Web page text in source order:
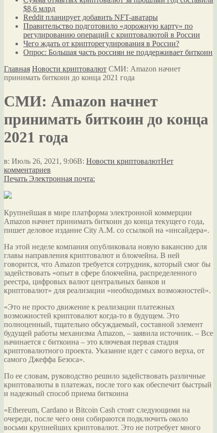
$8,6 млрд
Reddit планирует добавить NFT-аватары
Правительство подготовило «дорожную карту» по
регулированию операций с криптовалютой в России
Чего ждать от крипторегулирования в России?
Опрос: Большая часть россиян не поддерживает биткоин
Главная Новости криптовалют СМИ: Amazon начнет
принимать биткоин до конца 2021 года
СМИ: Amazon начнет
принимать биткоин до конца
2021 года
в: Июль 26, 2021, 9:06В: Новости криптовалютНет
комментариев
Печать Электронная почта:
Крупнейшая в мире платформа электронной коммерции
Amazon начнет принимать биткоин до конца текущего года,
пишет деловое издание City A.M. со ссылкой на «инсайдера».
На этой неделе компания опубликовала новую вакансию для
главы направления криптовалют и блокчейна. В ней
говорится, что Amazon требуется сотрудник, который смог бы
задействовать «опыт в сфере блокчейна, распределенного
реестра, цифровых валют центральных банков и
криптовалют» для реализации «необходимых возможностей».
«Это не просто движение к реализации платежных
возможностей криптовалют когда-то в будущем. Это
полноценный, тщательно обсуждаемый, составной элемент
будущей работы механизма Amazon, – заявила источник. – Все
начинается с биткоина – это ключевая первая стадия
криптовалютного проекта. Указание идет с самого верха, от
самого Джеффа Безоса».
По ее словам, руководство решило задействовать различные
криптовалюты в платежах, после того как обеспечит быстрый
и надежный способ приема биткоина
«Ethereum, Cardano и Bitcoin Cash стоят следующими на
очереди, после чего они собираются подключить около
восьми крупнейших криптовалют. Это не потребует много